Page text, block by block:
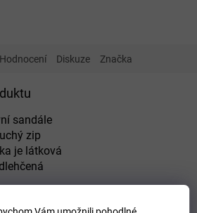
Hodnocení Diskuze Značka
sandále
zip
je látková
dlehčená